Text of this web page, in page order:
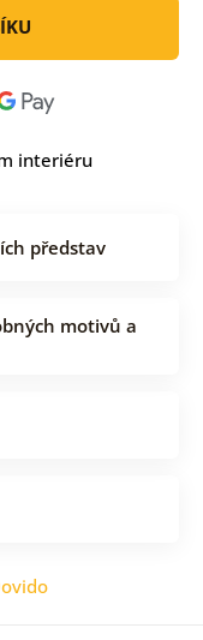
interiéru
představ
motivů a